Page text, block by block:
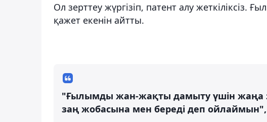
Ол зерттеу жүргізіп, патент алу жеткіліксіз.
қажет екенін айтты.
"Ғылымды жан-жақты дамыту үшін жаңа
заң жобасына мен береді деп ойлаймын",